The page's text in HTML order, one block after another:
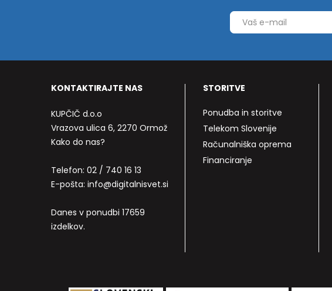
KONTAKTIRAJTE NAS
KUPČIČ d.o.o
Vrazova ulica 6, 2270 Ormož
Kako do nas?
Telefon: 02 / 740 16 13
E-pošta: info@digitalnisvet.si
Danes v ponudbi 17659
izdelkov.
STORITVE
Ponudba in storitve
Telekom Slovenije
Računalniška oprema
Financiranje